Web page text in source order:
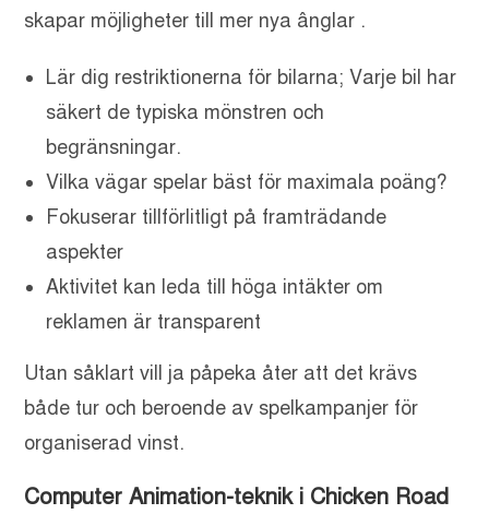
skapar möjligheter till mer nya ânglar .
Lär dig restriktionerna för bilarna; Varje bil har
säkert de typiska mönstren och
begränsningar.
Vilka vägar spelar bäst för maximala poäng?
Fokuserar tillförlitligt på framträdande
aspekter
Aktivitet kan leda till höga intäkter om
reklamen är transparent
Utan såklart vill ja påpeka åter att det krävs
både tur och beroende av spelkampanjer för
organiserad vinst.
Computer Animation-teknik i Chicken Road